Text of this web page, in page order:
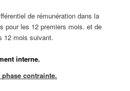
de rémunération dans la
pour les 12 premiers mois. et de
12 mois suivant.
interne.
contrainte.